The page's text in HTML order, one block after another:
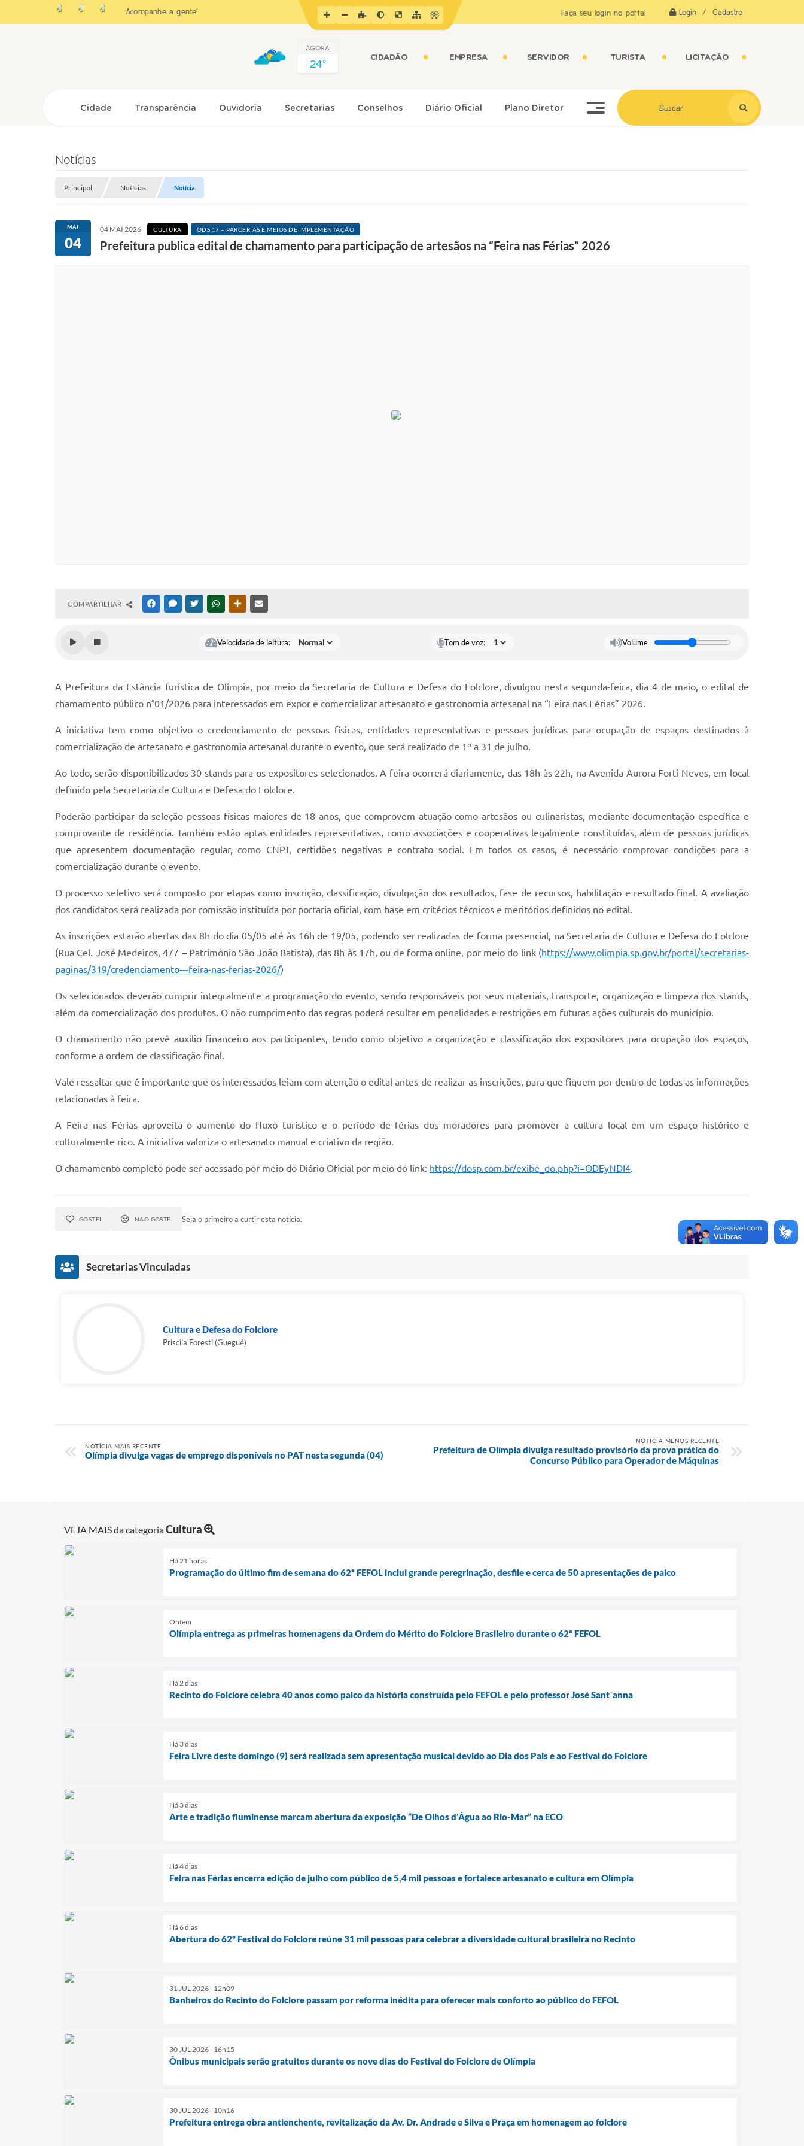
Faça seu login no portal Login / Cadastro
Acompanhe a gente!
CIDADÃO EMPRESA SERVIDOR TURISTA LICITAÇÃO
AGORA
24º
Cidade Transparência Ouvidoria Secretarias Conselhos Diário Oficial Plano Diretor
Notícias
Principal Notícias Notícia
MAI
04
04 MAI 2026 CULTURA ODS 17 – PARCERIAS E MEIOS DE IMPLEMENTAÇÃO
Prefeitura publica edital de chamamento para participação de artesãos na “Feira nas Férias” 2026
COMPARTILHAR FACEBOOKMESSENGER
TWITTERWHATSAPPOUTRAS MÍDIAS
Velocidade de leitura: Tom de voz: Volume
A Prefeitura da Estância Turística de Olímpia, por meio da Secretaria de Cultura e Defesa do Folclore, divulgou nesta segunda-feira, dia 4 de maio, o edital de
chamamento público n°01/2026 para interessados em expor e comercializar artesanato e gastronomia artesanal na “Feira nas Férias” 2026.
A iniciativa tem como objetivo o credenciamento de pessoas físicas, entidades representativas e pessoas jurídicas para ocupação de espaços destinados à
comercialização de artesanato e gastronomia artesanal durante o evento, que será realizado de 1º a 31 de julho.
Ao todo, serão disponibilizados 30 stands para os expositores selecionados. A feira ocorrerá diariamente, das 18h às 22h, na Avenida Aurora Forti Neves, em local
definido pela Secretaria de Cultura e Defesa do Folclore.
Poderão participar da seleção pessoas físicas maiores de 18 anos, que comprovem atuação como artesãos ou culinaristas, mediante documentação específica e
comprovante de residência. Também estão aptas entidades representativas, como associações e cooperativas legalmente constituídas, além de pessoas jurídicas
que apresentem documentação regular, como CNPJ, certidões negativas e contrato social. Em todos os casos, é necessário comprovar condições para a
comercialização durante o evento.
O processo seletivo será composto por etapas como inscrição, classificação, divulgação dos resultados, fase de recursos, habilitação e resultado final. A avaliação
dos candidatos será realizada por comissão instituída por portaria oficial, com base em critérios técnicos e meritórios definidos no edital.
As inscrições estarão abertas das 8h do dia 05/05 até às 16h de 19/05, podendo ser realizadas de forma presencial, na Secretaria de Cultura e Defesa do Folclore
(Rua Cel. José Medeiros, 477 – Patrimônio São João Batista), das 8h às 17h, ou de forma online, por meio do link (https://www.olimpia.sp.gov.br/portal/secretarias-
paginas/319/credenciamento---feira-nas-ferias-2026/)
Os selecionados deverão cumprir integralmente a programação do evento, sendo responsáveis por seus materiais, transporte, organização e limpeza dos stands,
além da comercialização dos produtos. O não cumprimento das regras poderá resultar em penalidades e restrições em futuras ações culturais do município.
O chamamento não prevê auxílio financeiro aos participantes, tendo como objetivo a organização e classificação dos expositores para ocupação dos espaços,
conforme a ordem de classificação final.
Vale ressaltar que é importante que os interessados leiam com atenção o edital antes de realizar as inscrições, para que fiquem por dentro de todas as informações
relacionadas à feira.
A Feira nas Férias aproveita o aumento do fluxo turístico e o período de férias dos moradores para promover a cultura local em um espaço histórico e
culturalmente rico. A iniciativa valoriza o artesanato manual e criativo da região.
O chamamento completo pode ser acessado por meio do Diário Oficial por meio do link: https://dosp.com.br/exibe_do.php?i=ODEyNDI4.
GOSTEI NÃO GOSTEI Seja o primeiro a curtir esta notícia.
Secretarias Vinculadas
Cultura e Defesa do Folclore
Priscila Foresti (Guegué)
NOTÍCIA MAIS RECENTE
Olímpia divulga vagas de emprego disponíveis no PAT nesta segunda (04)
NOTÍCIA MENOS RECENTE
Prefeitura de Olímpia divulga resultado provisório da prova prática do
Concurso Público para Operador de Máquinas
VEJA MAIS da categoriaCultura
Há 21 horas
Programação do último fim de semana do 62º FEFOL inclui grande peregrinação, desfile e cerca de 50 apresentações de palco
Ontem
Olímpia entrega as primeiras homenagens da Ordem do Mérito do Folclore Brasileiro durante o 62º FEFOL
Há 2 dias
Recinto do Folclore celebra 40 anos como palco da história construída pelo FEFOL e pelo professor José Sant´anna
Há 3 dias
Feira Livre deste domingo (9) será realizada sem apresentação musical devido ao Dia dos Pais e ao Festival do Folclore
Há 3 dias
Arte e tradição fluminense marcam abertura da exposição “De Olhos d'Água ao Rio-Mar” na ECO
Há 4 dias
Feira nas Férias encerra edição de julho com público de 5,4 mil pessoas e fortalece artesanato e cultura em Olímpia
Há 6 dias
Abertura do 62º Festival do Folclore reúne 31 mil pessoas para celebrar a diversidade cultural brasileira no Recinto
31 JUL 2026 - 12h09
Banheiros do Recinto do Folclore passam por reforma inédita para oferecer mais conforto ao público do FEFOL
30 JUL 2026 - 16h15
Ônibus municipais serão gratuitos durante os nove dias do Festival do Folclore de Olímpia
30 JUL 2026 - 10h16
Prefeitura entrega obra antienchente, revitalização da Av. Dr. Andrade e Silva e Praça em homenagem ao folclore